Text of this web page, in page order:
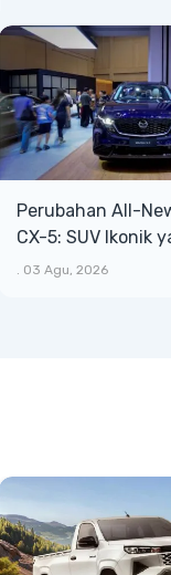
Perubahan All-
CX-5: SUV Ikonik
Bongsor, Mewah,
. 03 Agu, 2026